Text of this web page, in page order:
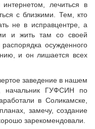
лечиться в
с близкими. Тем, кто
не в исправцентре, а
и жить там со своей
осужденного
и он лишается всех
заведение в нашем
начальник ГУФСИН по
в Соликамске,
замечу, создание
зарекомендовали.